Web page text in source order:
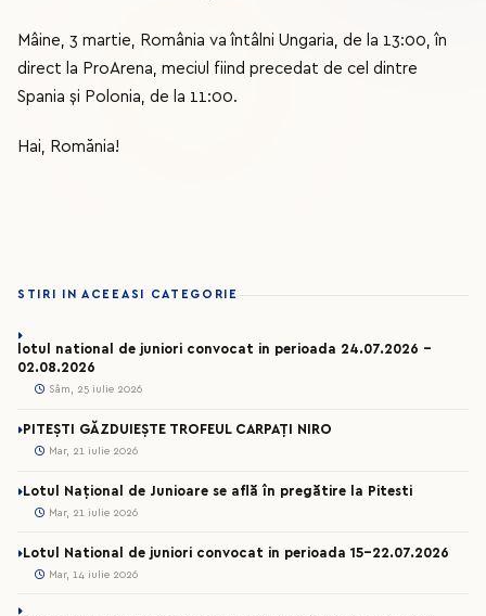
Mâine, 3 martie, România va întâlni Ungaria, de la 13:00, în
direct la ProArena, meciul fiind precedat de cel dintre
Spania și Polonia, de la 11:00.
Hai, Romănia!
STIRI IN ACEEASI CATEGORIE
lotul national de juniori convocat in perioada 24.07.2026 –
02.08.2026
Sâm, 25 iulie 2026
PITEȘTI GĂZDUIEȘTE TROFEUL CARPAȚI NIRO
Mar, 21 iulie 2026
Lotul Național de Junioare se află în pregătire la Pitesti
Mar, 21 iulie 2026
Lotul National de juniori convocat in perioada 15-22.07.2026
Mar, 14 iulie 2026